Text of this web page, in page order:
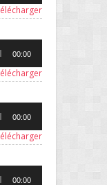
00:00
00:00
00:00